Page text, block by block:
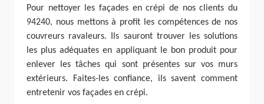
Pour nettoyer les façades en crépi de nos clients du
94240, nous mettons à profit les compétences de nos
couvreurs ravaleurs. Ils sauront trouver les solutions
les plus adéquates en appliquant le bon produit pour
enlever les tâches qui sont présentes sur vos murs
extérieurs. Faites-les confiance, ils savent comment
entretenir vos façades en crépi.